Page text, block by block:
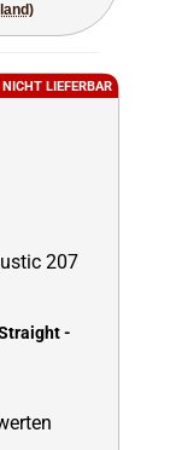
NICHT LIEFERBAR
-